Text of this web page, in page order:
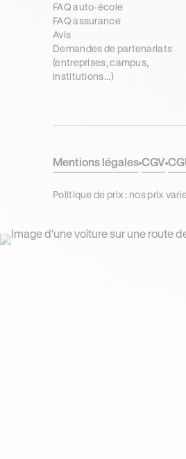
FAQ auto-école
FAQ assurance
Avis
Demandes de partenariats
(entreprises, campus,
institutions...)
Mentions légales CGV
Politique de prix : nos prix